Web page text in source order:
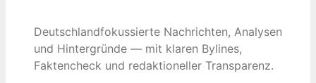
Deutschlandfokussierte Nachrichten, Analysen
und Hintergründe — mit klaren Bylines,
Faktencheck und redaktioneller Transparenz.